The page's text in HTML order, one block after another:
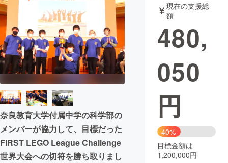
テクノロジー・ガジェット
映像・映画 書籍・雑誌
ビジネス・起業 チャレンジ
まちづくり・地域活性化
CAMPFIRE for Social Good
CAMPFIRE Creation
CAMPFIREふるさと納税machi-ya コミュニティ
奈良教育大学付属中学の科学部の
メンバーが協力して、目標だった
FIRST LEGO League Challenge
世界大会への切符を勝ち取りまし
現在の支援総
額
480,
050
円
40%
目標金額は
1,200,000円